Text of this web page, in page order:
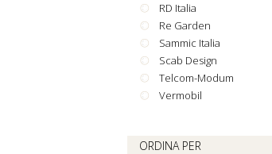
RD Italia
Re Garden
Sammic Italia
Scab Design
Telcom-Modum
Vermobil
ORDINA PER